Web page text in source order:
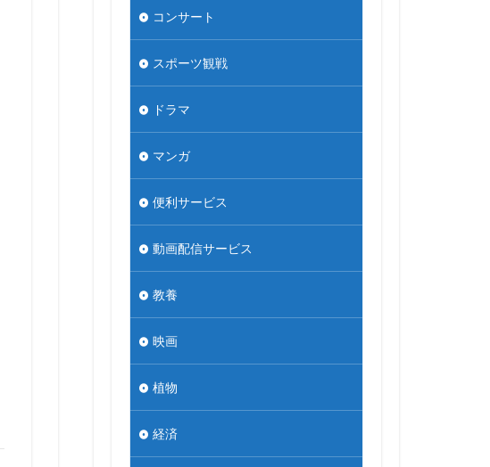
コンサート
スポーツ観戦
ドラマ
マンガ
便利サービス
動画配信サービス
教養
映画
植物
経済